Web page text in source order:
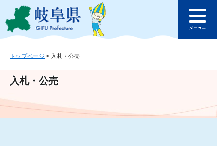
ジ
ュ
文
このページの本文へ
ュ
トップページ > 入札・公売
入札・公売